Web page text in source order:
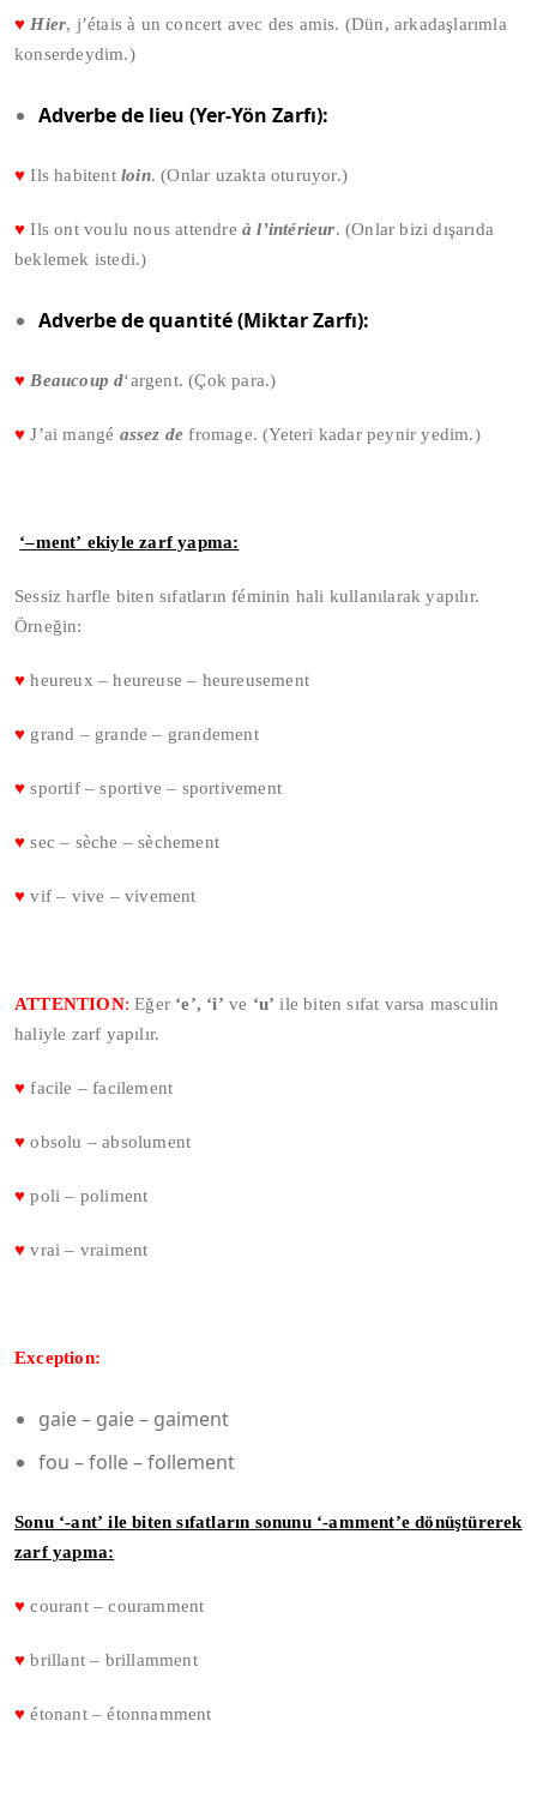
♥ Hier, j’étais à un concert avec des amis. (Dün, arkadaşlarımla
konserdeydim.)
Adverbe de lieu (Yer-Yön Zarfı):
♥Ils habitentloin. (Onlar uzakta oturuyor.)
♥Ils ont voulu nous attendreà l’intérieur. (Onlar bizi dışarıda
beklemek istedi.)
Adverbe de quantité (Miktar Zarfı):
♥ Beaucoup d‘argent. (Çok para.)
♥J’ai mangé assez de fromage. (Yeteri kadar peynir yedim.)
‘–ment’ ekiyle zarf yapma:
Sessiz harfle biten sıfatların féminin hali kullanılarak yapılır.
Örneğin:
♥heureux – heureuse – heureusement
♥ grand – grande – grandement
♥ sportif – sportive – sportivement
♥ sec – sèche – sèchement
♥ vif – vive – vivement
ATTENTION: Eğer ‘e’, ‘i’ ve ‘u’ ile biten sıfat varsa masculin
haliyle zarf yapılır.
♥ facile – facilement
♥ obsolu – absolument
♥ poli – poliment
♥ vrai – vraiment
Exception:
gaie – gaie – gaiment
fou – folle – follement
Sonu ‘-ant’ ile biten sıfatların sonunu ‘-amment’e dönüştürerek
zarf yapma:
♥ courant – couramment
♥ brillant – brillamment
♥ étonant – étonnamment